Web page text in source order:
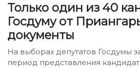
Только один из 40
Госдуму от
документы
На выборах депутатов Госдумы
период представления